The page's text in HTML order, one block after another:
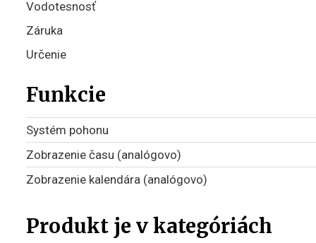
Vodotesnosť
Záruka
Určenie
Funkcie
Systém pohonu
Zobrazenie času (analógovo)
Zobrazenie kalendára (analógovo)
Produkt je v kategóriách